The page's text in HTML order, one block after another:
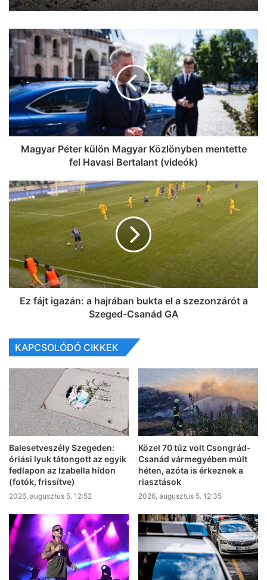
Magyar Péter külön Magyar Közlönyben mentette
fel Havasi Bertalant (videók)
Ez fájt igazán: a hajrában bukta el a szezonzárót a
Szeged-Csanád GA
KAPCSOLÓDÓ CIKKEK
Balesetveszély Szegeden:
óriási lyuk tátongott az egyik
fedlapon az Izabella hídon
(fotók, frissítve)
2026, augusztus 5. 12:52
Közel 70 tűz volt Csongrád-
Csanád vármegyében múlt
héten, azóta is érkeznek a
riasztások
2026, augusztus 5. 12:35